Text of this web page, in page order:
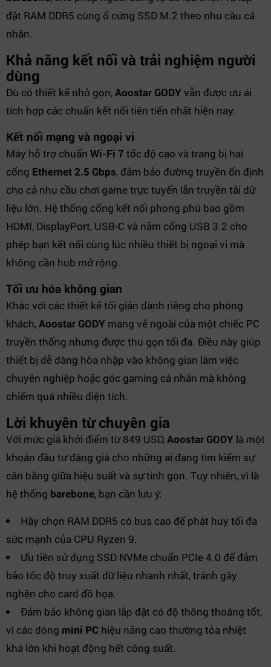
đặt RAM DDR5 cùng ổ cứng SSD M.2 theo nhu cầu cá
nhân.
Khả năng kết nối và trải nghiệm người
dùng
Dù có thiết kế nhỏ gọn,Aoostar GODYvẫn được ưu ái
tích hợp các chuẩn kết nối tiên tiến nhất hiện nay:
Kết nối mạng và ngoại vi
Máy hỗ trợ chuẩn Wi-Fi 7 tốc độ cao và trang bị hai
cổng Ethernet 2.5 Gbps, đảm bảo đường truyền ổn định
cho cả nhu cầu chơi game trực tuyến lẫn truyền tải dữ
liệu lớn. Hệ thống cổng kết nối phong phú bao gồm
HDMI, DisplayPort, USB-C và năm cổng USB 3.2 cho
phép bạn kết nối cùng lúc nhiều thiết bị ngoại vi mà
không cần hub mở rộng.
Tối ưu hóa không gian
Khác với các thiết kế tối giản dành riêng cho phòng
khách,Aoostar GODY mang vẻ ngoài của một chiếc PC
truyền thống nhưng được thu gọn tối đa. Điều này giúp
thiết bị dễ dàng hòa nhập vào không gian làm việc
chuyên nghiệp hoặc góc gaming cá nhân mà không
chiếm quá nhiều diện tích.
Lời khuyên từ chuyên gia
Với mức giá khởi điểm từ 849 USD,Aoostar GODY là một
khoản đầu tư đáng giá cho những ai đang tìm kiếm sự
cân bằng giữa hiệu suất và sự tinh gọn. Tuy nhiên, vì là
hệ thống barebone, bạn cần lưu ý:
Hãy chọn RAM DDR5 có bus cao để phát huy tối đa
sức mạnh của CPU Ryzen 9.
Ưu tiên sử dụng SSD NVMe chuẩn PCIe 4.0 để đảm
bảo tốc độ truy xuất dữ liệu nhanh nhất, tránh gây
nghẽn cho card đồ họa.
Đảm bảo không gian lắp đặt có độ thông thoáng tốt,
vì các dòng mini PC hiệu năng cao thường tỏa nhiệt
khá lớn khi hoạt động hết công suất.